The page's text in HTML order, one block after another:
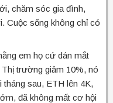
chăm sóc gia đình,
Cuộc sống không chỉ có
em họ cứ dán mắt
trường giảm 10%, nó
sau, ETH lên 4K,
đã không mất cơ hội